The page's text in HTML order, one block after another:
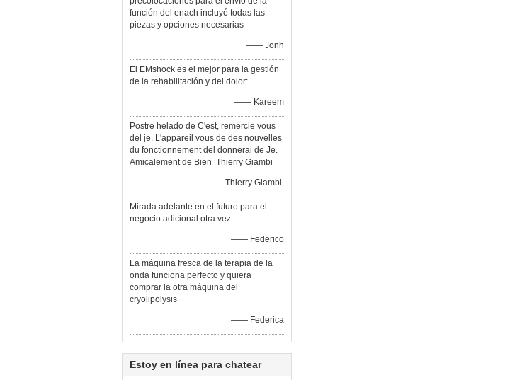
función del enach incluyó todas las
piezas y opciones necesarias
—— Jonh
El EMshock es el mejor para la gestión
de la rehabilitación y del dolor:
—— Kareem
Postre helado de C'est, remercie vous
del je. L'appareil vous de des nouvelles
du fonctionnement del donnerai de Je.
Amicalement de Bien Thierry Giambi
—— Thierry Giambi
Mirada adelante en el futuro para el
negocio adicional otra vez
—— Federico
La máquina fresca de la terapia de la
onda funciona perfecto y quiera
comprar la otra máquina del
cryolipolysis
—— Federica
Estoy en línea para chatear